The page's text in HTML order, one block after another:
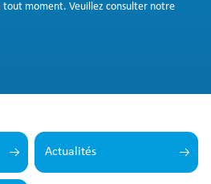
tout moment. Veuillez consulter notre
Actualités